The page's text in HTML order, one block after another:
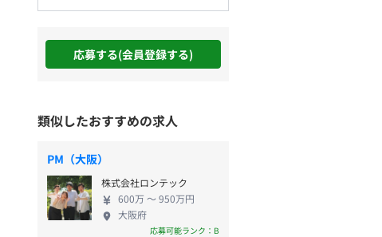
応募する(会員登録する)
類似したおすすめの求人
PM（大阪）
株式会社ロンテック
600万 〜 950万円
大阪府
応募可能ランク：B